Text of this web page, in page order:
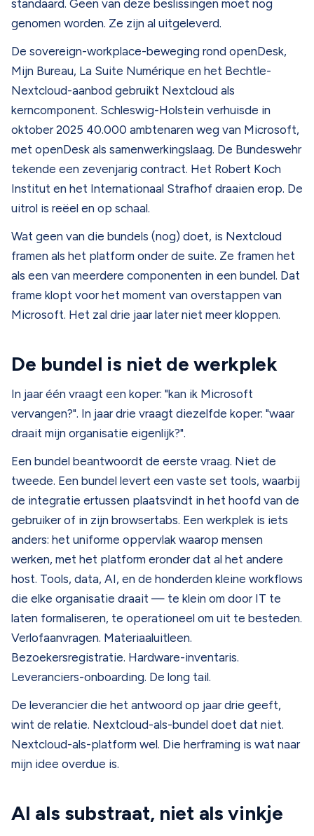
standaard. Geen van deze beslissingen moet nog
genomen worden. Ze zijn al uitgeleverd.
De sovereign-workplace-beweging rond openDesk,
Mijn Bureau, La Suite Numérique en het Bechtle-
Nextcloud-aanbod gebruikt Nextcloud als
kerncomponent. Schleswig-Holstein verhuisde in
oktober 2025 40.000 ambtenaren weg van Microsoft,
met openDesk als samenwerkingslaag. De Bundeswehr
tekende een zevenjarig contract. Het Robert Koch
Institut en het Internationaal Strafhof draaien erop. De
uitrol is reëel en op schaal.
Wat geen van die bundels (nog) doet, is Nextcloud
framen als het platform onder de suite. Ze framen het
als een van meerdere componenten in een bundel. Dat
frame klopt voor het moment van overstappen van
Microsoft. Het zal drie jaar later niet meer kloppen.
De bundel is niet de werkplek
In jaar één vraagt een koper: "kan ik Microsoft
vervangen?". In jaar drie vraagt diezelfde koper: "waar
draait mijn organisatie eigenlijk?".
Een bundel beantwoordt de eerste vraag. Niet de
tweede. Een bundel levert een vaste set tools, waarbij
de integratie ertussen plaatsvindt in het hoofd van de
gebruiker of in zijn browsertabs. Een werkplek is iets
anders: het uniforme oppervlak waarop mensen
werken, met het platform eronder dat al het andere
host. Tools, data, AI, en de honderden kleine workflows
die elke organisatie draait — te klein om door IT te
laten formaliseren, te operationeel om uit te besteden.
Verlofaanvragen. Materiaaluitleen.
Bezoekersregistratie. Hardware-inventaris.
Leveranciers-onboarding. De long tail.
De leverancier die het antwoord op jaar drie geeft,
wint de relatie. Nextcloud-als-bundel doet dat niet.
Nextcloud-als-platform wel. Die herframing is wat naar
mijn idee overdue is.
AI als substraat, niet als vinkje